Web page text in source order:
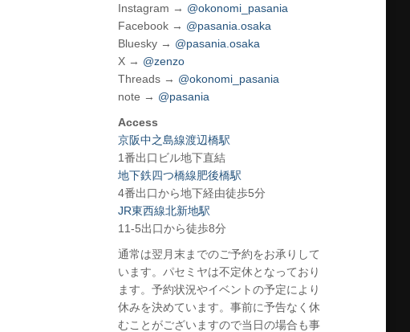
Instagram → @okonomi_pasania
Facebook → @pasania.osaka
Bluesky → @pasania.osaka
X → @zenzo
Threads → @okonomi_pasania
note → @pasania
Access
京阪中之島線渡辺橋駅
1番出口ビル地下直結
地下鉄四つ橋線肥後橋駅
4番出口から地下経由徒歩5分
JR東西線北新地駅
11-5出口から徒歩8分
通常は翌月末までのご予約をお承りして
います。パセミヤは不定休となっており
ます。予約状況やイベントの予定により
休みを決めています。事前に予告なく休
むことがございますので当日の場合も事